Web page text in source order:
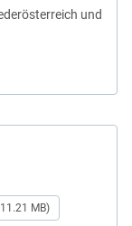
und
MB)